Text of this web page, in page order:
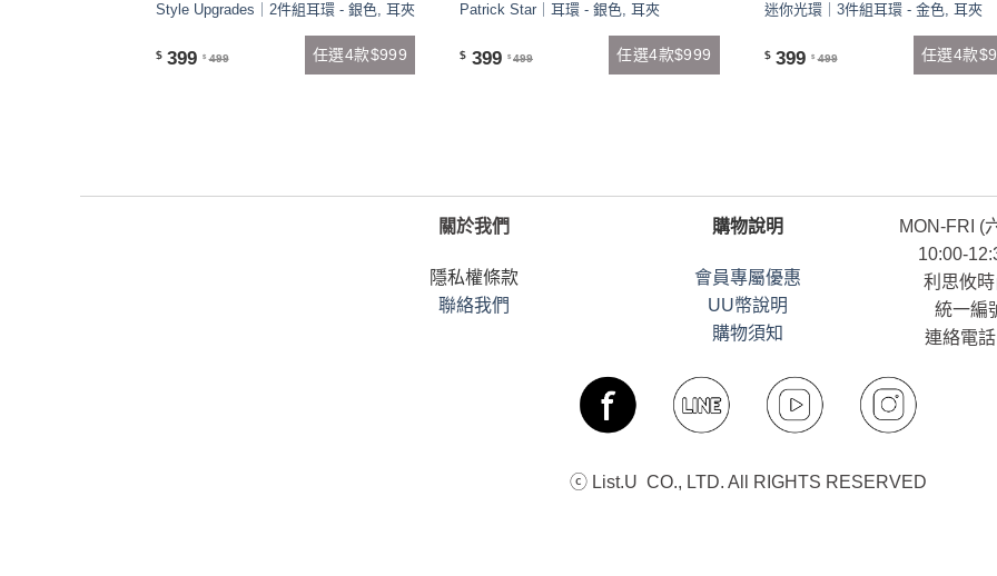
Style Upgrades｜2件組耳環 - 銀色, 耳夾
$ 399 $ 499 任選4款$999
Patrick Star｜耳環 - 銀色, 耳夾
$ 399 $ 499 任選4款$999
迷你光環｜3件組耳環 - 金色, 耳夾
$ 399 $ 499 任選4款
關於我們
隱私權條款
聯絡我們
購物說明
會員專屬優惠
UU幣說明
購物須知
MON-FRI (
10:00-
利思攸
統一編
連絡電
ⓒ List.U CO., LTD. All RIGHTS RESERVED